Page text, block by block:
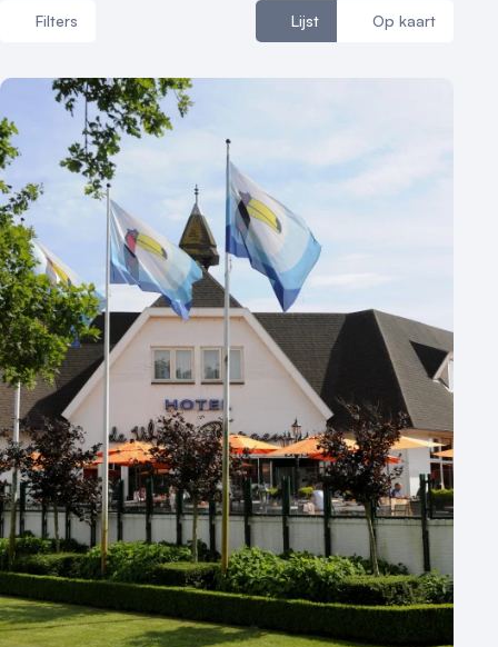
Filters Lijst Op kaart
Aantal zalen
1 - 5 zalen
6 - 10 zalen
10 of meer zalen
Aantal personen
1 - 50 personen
50 - 100 personen
100 - 250 personen
250 - 500 personen
500+ personen
Bijzondere locaties
Buitenlocatie
Duurzame locatie
Groene locatie
Heisessie
Hotel
Hybride events